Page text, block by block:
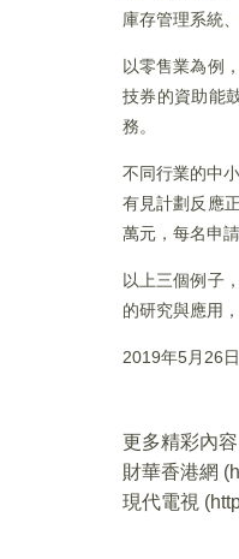
庫存管理系統
以零售業為例
技券的資助能
務。
不同行業的中
有見計劃反應
萬元，每名申
以上三個例子
的研究與應用
2019年5月26日
更多精彩內
財華香港網 (
現代電視 (